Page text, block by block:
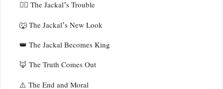
🏃‍♂️ The Jackal’s Trouble
🐺 The Jackal’s New Look
👑 The Jackal Becomes King
🦊 The Truth Comes Out
⚠️ The End and Moral